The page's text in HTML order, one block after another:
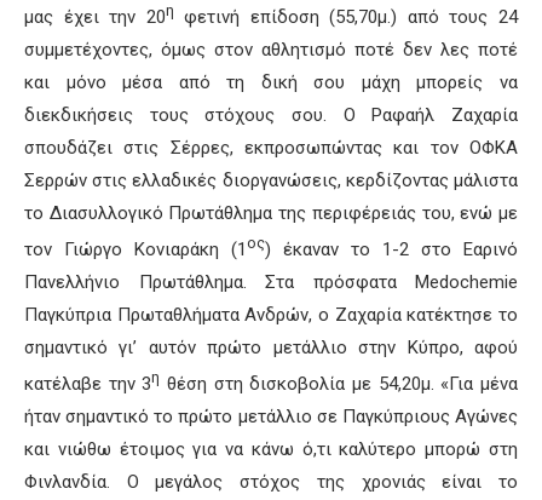
μας έχει την 20η φετινή επίδοση (55,70μ.) από τους 24
συμμετέχοντες, όμως στον αθλητισμό ποτέ δεν λες ποτέ
και μόνο μέσα από τη δική σου μάχη μπορείς να
διεκδικήσεις τους στόχους σου. Ο Ραφαήλ Ζαχαρία
σπουδάζει στις Σέρρες, εκπροσωπώντας και τον ΟΦΚΑ
Σερρών στις ελλαδικές διοργανώσεις, κερδίζοντας μάλιστα
το Διασυλλογικό Πρωτάθλημα της περιφέρειάς του, ενώ με
τον Γιώργο Κονιαράκη (1 ος) έκαναν το 1-2 στο Εαρινό
Πανελλήνιο Πρωτάθλημα. Στα πρόσφατα Medochemie
Παγκύπρια Πρωταθλήματα Ανδρών, ο Ζαχαρία κατέκτησε το
σημαντικό γι’ αυτόν πρώτο μετάλλιο στην Κύπρο, αφού
κατέλαβε την 3η θέση στη δισκοβολία με 54,20μ. «Για μένα
ήταν σημαντικό το πρώτο μετάλλιο σε Παγκύπριους Αγώνες
και νιώθω έτοιμος για να κάνω ό,τι καλύτερο μπορώ στη
Φινλανδία. Ο μεγάλος στόχος της χρονιάς είναι το